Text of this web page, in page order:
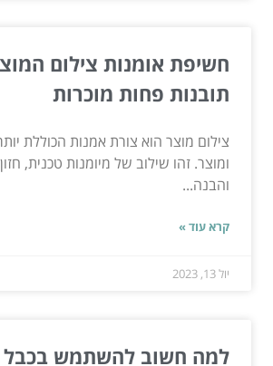
תובנות פחות מוכרות
צילום מוצר הוא צורת אמנות הכוללת
ומוצר. זהו שילוב של מיומנות טכנית,
והבנה...
קרא עוד »
יול 13, 2023